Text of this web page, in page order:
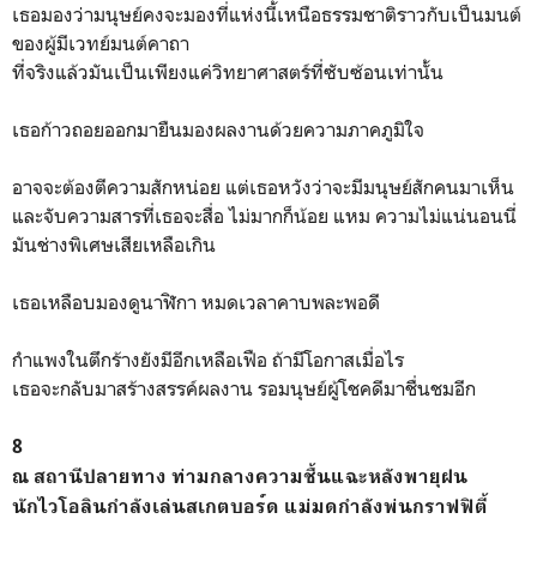
เธอมองว่ามนุษย์คงจะมองที่แห่งนี้เหนือธรรมชาติราวกับเป็นมนต์
ของผู้มีเวทย์มนต์คาถา
ที่จริงแล้วมันเป็นเพียงแค่วิทยาศาสตร์ที่ซับซ้อนเท่านั้น
เธอก้าวถอยออกมายืนมองผลงานด้วยความภาคภูมิใจ
อาจจะต้องตีความสักหน่อย แต่เธอหวังว่าจะมีมนุษย์สักคนมาเห็น
และจับความสารที่เธอจะสื่อ ไม่มากก็น้อย แหม ความไม่แน่นอนนี่
มันช่างพิเศษเสียเหลือเกิน
เธอเหลือบมองดูนาฬิกา หมดเวลาคาบพละพอดี
กำแพงในตึกร้างยังมีอีกเหลือเฟือ ถ้ามีโอกาสเมื่อไร
เธอจะกลับมาสร้างสรรค์ผลงาน รอมนุษย์ผู้โชคดีมาชื่นชมอีก
8
ณ สถานีปลายทาง ท่ามกลางความชื้นแฉะหลังพายุฝน
นักไวโอลินกำลังเล่นสเกตบอร์ด แม่มดกำลังพ่นกราฟฟิตี้